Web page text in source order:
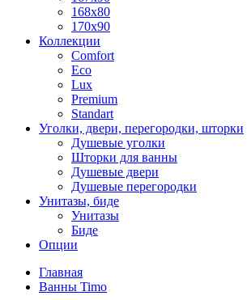
168x80
170x90
Коллекции
Comfort
Eco
Lux
Premium
Standart
Уголки, двери, перегородки, шторки
Душевые уголки
Шторки для ванны
Душевые двери
Душевые перегородки
Унитазы, биде
Унитазы
Биде
Опции
Главная
Ванны Timo